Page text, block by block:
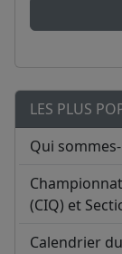
LES PLUS
Qui
(CIQ) et
Calendrier